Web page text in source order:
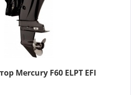
Mercury F60 ELPT EFI